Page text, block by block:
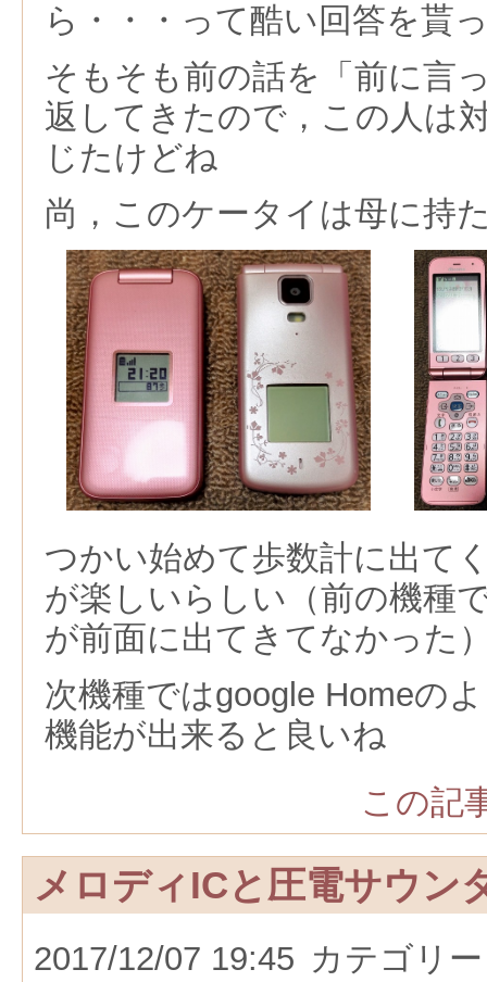
ら・・・って酷い回答を貰
そもそも前の話を「前に言
返してきたので，この人は
じたけどね
尚，このケータイは母に持
つかい始めて歩数計に出て
が楽しいらしい（前の機種
が前面に出てきてなかった
次機種ではgoogle Homeの
機能が出来ると良いね
この記
メロディICと圧電サウン
2017/12/07 19:45 カテゴリ